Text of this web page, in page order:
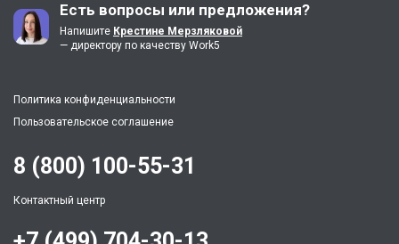
Есть вопросы или предложения?
Напишите Крестине Мерзляковой
— директору по качеству Work5
Политика конфиденциальности
Пользовательское соглашение
8 (800) 100-55-31
Контактный центр